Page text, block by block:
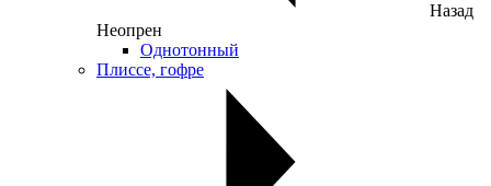
Назад
Неопрен
Однотонный
Плиссе, гофре